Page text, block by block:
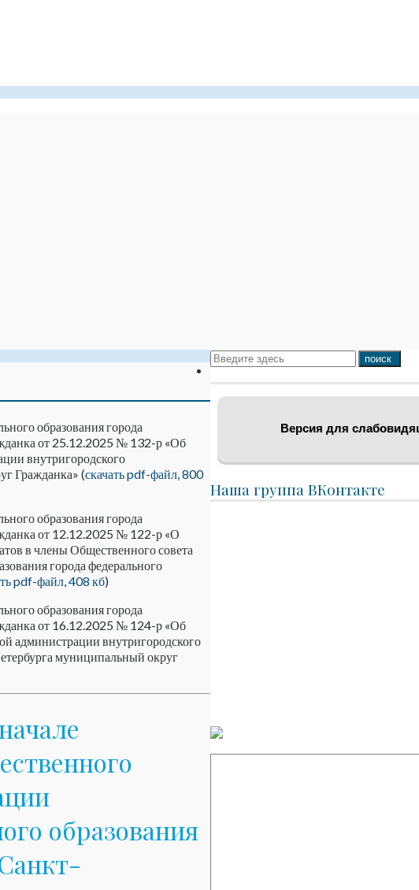
Версия для
Наша группа ВКонтакте
образования города
от 25.12.2025 № 132-р «Об
внутригородского
Гражданка» (скачать pdf-файл, 800
образования города
от 12.12.2025 № 122-р «О
в члены Общественного совета
города федерального
pdf-файл, 408 кб)
образования города
от 16.12.2025 № 124-р «Об
администрации внутригородского
муниципальный округ
образования